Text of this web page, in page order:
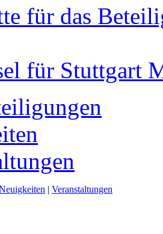
für das
für Stuttgart
| Veranstaltungen